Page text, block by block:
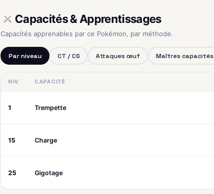
Capacités & Apprentissages
Capacités apprenables par ce Pokémon, par méthode.
Par niveau CT / CS Attaques œuf Maîtres capacités
NIV. CAPACITÉ
1 Trempette
15 Charge
25 Gigotage